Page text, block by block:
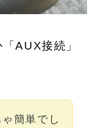
AUX接続」
簡単でし